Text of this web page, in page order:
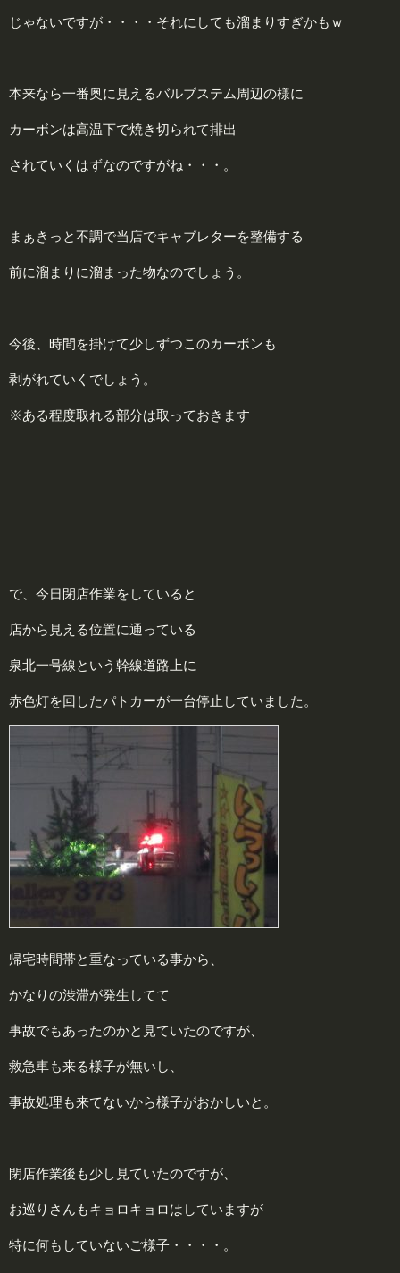
じゃないですが・・・・それにしても溜まりすぎかもｗ
本来なら一番奥に見えるバルブステム周辺の様に
カーボンは高温下で焼き切られて排出
されていくはずなのですがね・・・。
まぁきっと不調で当店でキャブレターを整備する
前に溜まりに溜まった物なのでしょう。
今後、時間を掛けて少しずつこのカーボンも
剥がれていくでしょう。
※ある程度取れる部分は取っておきます
で、今日閉店作業をしていると
店から見える位置に通っている
泉北一号線という幹線道路上に
赤色灯を回したパトカーが一台停止していました。
帰宅時間帯と重なっている事から、
かなりの渋滞が発生してて
事故でもあったのかと見ていたのですが、
救急車も来る様子が無いし、
事故処理も来てないから様子がおかしいと。
閉店作業後も少し見ていたのですが、
お巡りさんもキョロキョロはしていますが
特に何もしていないご様子・・・・。